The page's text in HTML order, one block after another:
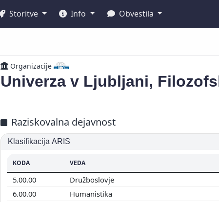
Storitve Info Obvestila
Organizacije
Univerza v Ljubljani,
Raziskovalna dejavnost
Klasifikacija ARIS
KODA VEDA
5.00.00
Družboslovje
6.00.00
Humanistika